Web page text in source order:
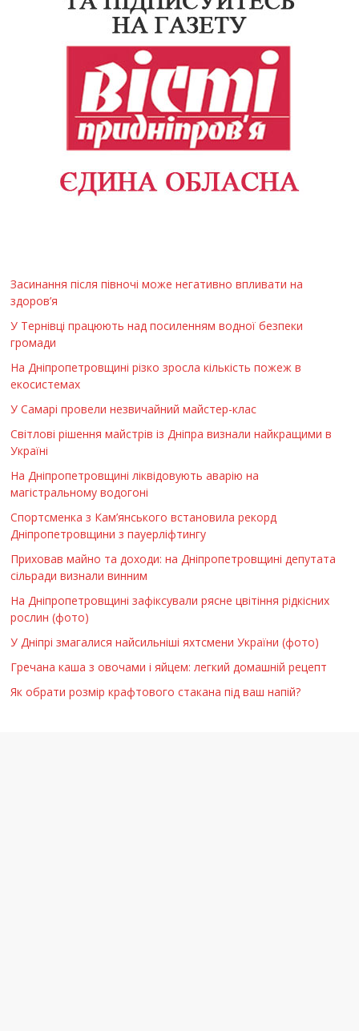
Засинання після півночі може негативно впливати на
здоров’я
У Тернівці працюють над посиленням водної безпеки
громади
На Дніпропетровщині різко зросла кількість пожеж в
екосистемах
У Самарі провели незвичайний майстер-клас
Світлові рішення майстрів із Дніпра визнали найкращими в
Україні
На Дніпропетровщині ліквідовують аварію на
магістральному водогоні
Спортсменка з Кам’янського встановила рекорд
Дніпропетровщини з пауерліфтингу
Приховав майно та доходи: на Дніпропетровщині депутата
сільради визнали винним
На Дніпропетровщині зафіксували рясне цвітіння рідкісних
рослин (фото)
У Дніпрі змагалися найсильніші яхтсмени України (фото)
Гречана каша з овочами і яйцем: легкий домашній рецепт
Як обрати розмір крафтового стакана під ваш напій?